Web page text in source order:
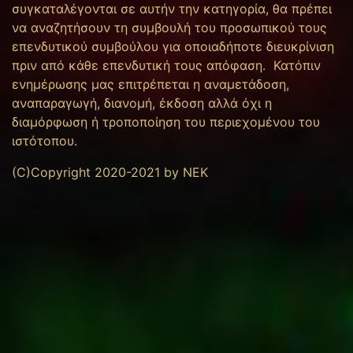
συγκαταλέγονται σε αυτήν την κατηγορία, θα πρέπει
να αναζητήσουν τη συμβουλή του προσωπικού τους
επενδυτικού συμβούλου για οποιαδήποτε διευκρίνιση
πριν από κάθε επενδυτική τους απόφαση. Κατόπιν
ενημέρωσης μας επιτρέπεται η αναμετάδοση,
αναπαραγωγή, διανομή, έκδοση αλλά όχι η
διαμόρφωση ή τροποποίηση του περιεχομένου του
ιστότοπου.
(C)Copyright 2020-2021 by NEK